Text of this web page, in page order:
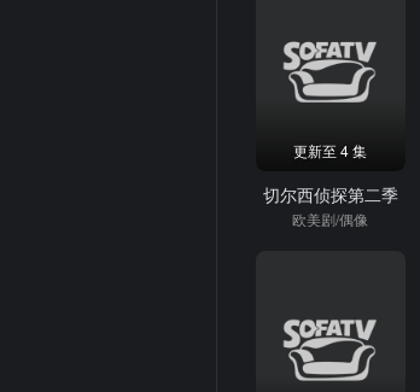
更新至 4 集
切尔西侦探第二季
欧美剧/偶像